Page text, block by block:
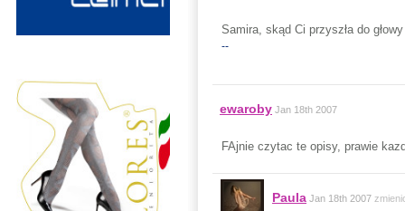
Samira, skąd Ci przyszła do
--
ewaroby Jan 18th 2007
FAjnie czytac te opisy, prawie
Paula Jan 18th 2007